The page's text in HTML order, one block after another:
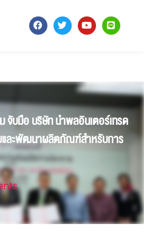
บมือ บริษัท นำพลอินเตอร์เทรด
และพัฒนาผลิตภัณฑ์สำหรับการ